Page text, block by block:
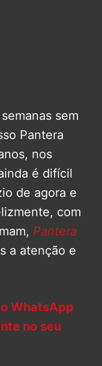
sem
Pantera
nos
é difícil
de agora e
com
Pantera
a atenção e
WhatsApp
no seu